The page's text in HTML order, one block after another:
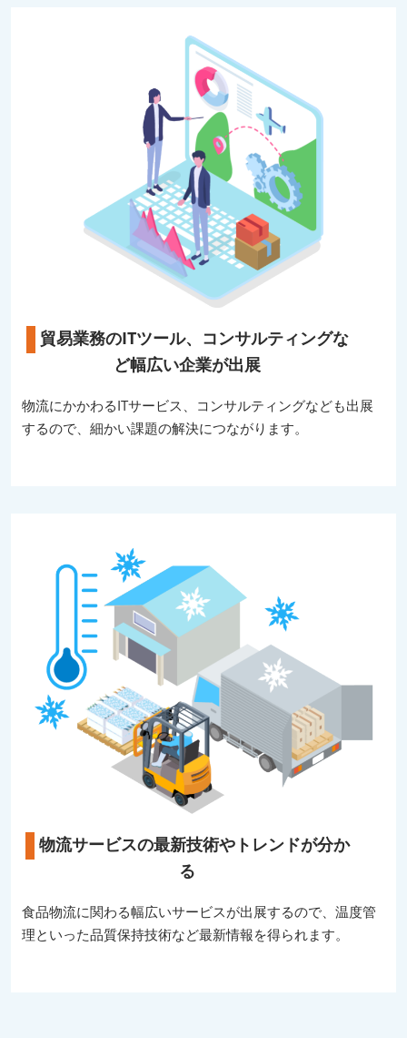
貿易業務のITツール、コンサルティングな
ど幅広い企業が出展
物流にかかわるITサービス、コンサルティングなども出展
するので、細かい課題の解決につながります。
物流サービスの最新技術やトレンドが分か
る
食品物流に関わる幅広いサービスが出展するので、温度管
理といった品質保持技術など最新情報を得られます。